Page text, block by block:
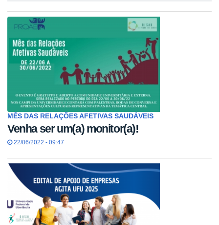
MÊS DAS RELAÇÕES AFETIVAS SAUDÁVEIS
Venha ser um(a) monitor(a)!
22/06/2022 - 09:47